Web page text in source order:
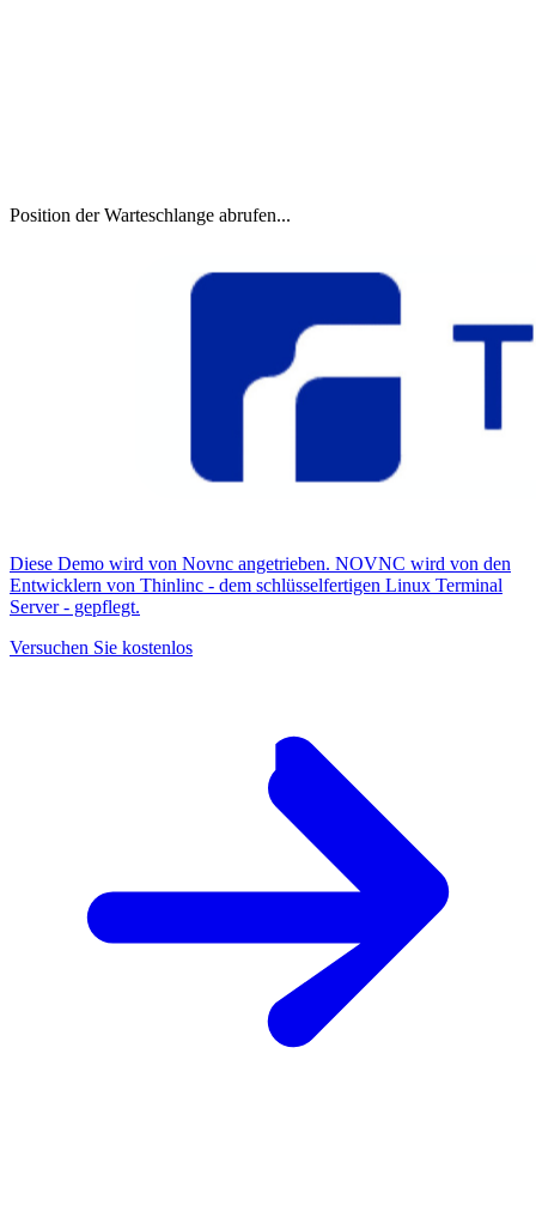
Position der Warteschlange abrufen...
Diese Demo wird von Novnc angetrieben. NOVNC wird von den
Entwicklern von Thinlinc - dem schlüsselfertigen Linux Terminal
Server - gepflegt.
Versuchen Sie kostenlos